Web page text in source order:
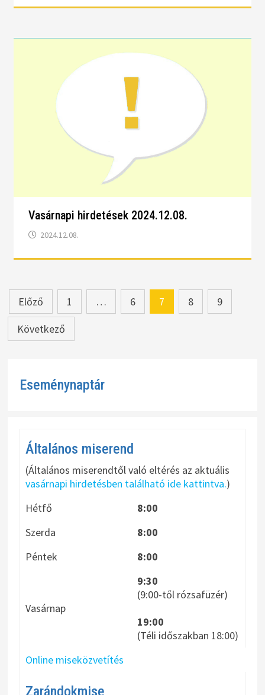
Vasárnapi hirdetések 2024.12.08.
2024.12.08.
Bejegyzések
lapozása
Előző 1 … 6 7 8
9
Következő
Eseménynaptár
Általános miserend
(Általános miserendtől való eltérés az aktuális
vasárnapi hirdetésben található ide kattintva.)
Hétfő
8:00
Szerda
8:00
Péntek
8:00
Vasárnap
9:30
(9:00-től rózsafüzér)
19:00
(Téli időszakban 18:00)
Online miseközvetítés
Zarándokmise